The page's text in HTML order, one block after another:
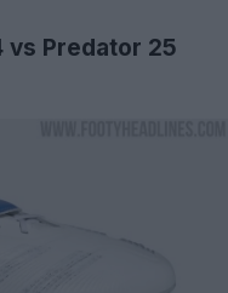
vs Predator 25